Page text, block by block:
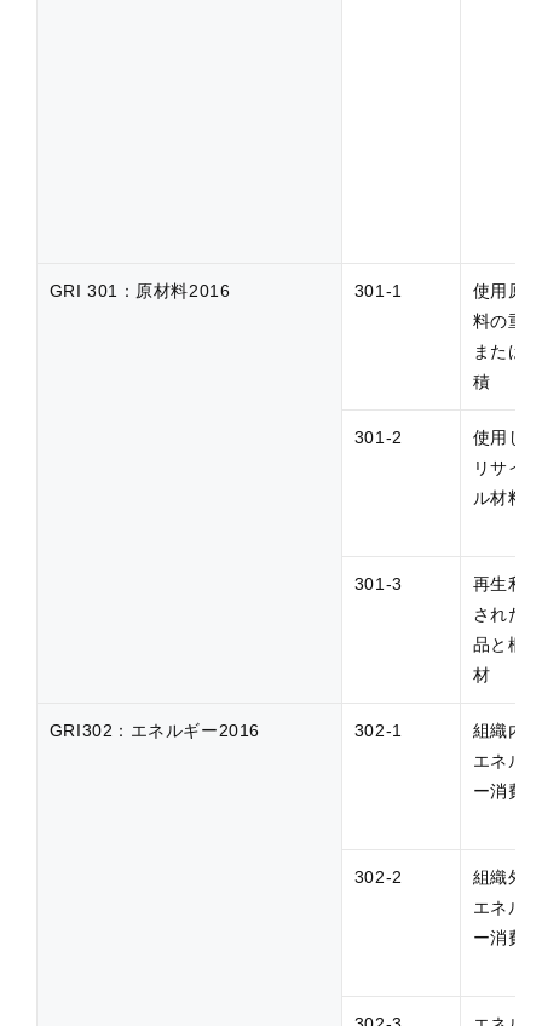
GRI 301：原材料2016 301-1
使用原
料の重
または
積
301-2
使用し
リサイ
ル材料
301-3
再生利
された
品と梱
材
GRI302：エネルギー2016 302-1
組織内
エネル
ー消費
302-2
組織外
エネル
ー消費